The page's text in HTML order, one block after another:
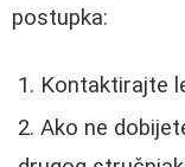
postupka:
Kontaktirajte
Ako ne